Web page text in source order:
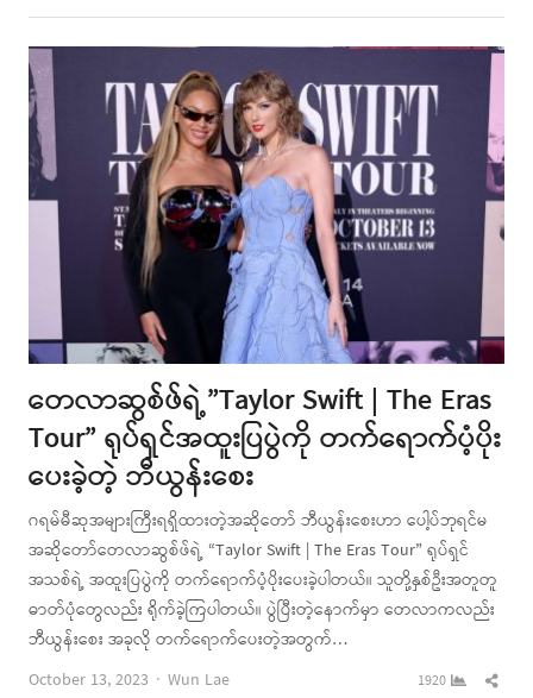
တေလာဆွစ်ဖ်ရဲ့”Taylor Swift | The Eras
Tour” ရုပ်ရှင်အထူးပြပွဲကို တက်ရောက်ပံ့ပိုး
ပေးခဲ့တဲ့ ဘီယွန်းစေး
ဂရမ်မီဆုအများကြီးရရှိထားတဲ့အဆိုတော် ဘီယွန်းစေးဟာ ပေါ့ပ်ဘုရင်မ
အဆိုတော်တေလာဆွစ်ဖ်ရဲ့ “Taylor Swift | The Eras Tour” ရုပ်ရှင်
အသစ်ရဲ့ အထူးပြပွဲကို တက်ရောက်ပံ့ပိုးပေးခဲ့ပါတယ်။ သူတို့နှစ်ဦးအတူတူ
ဓာတ်ပုံတွေလည်း ရိုက်ခဲ့ကြပါတယ်။ ပွဲပြီးတဲ့နောက်မှာ တေလာကလည်း
ဘီယွန်းစေး အခုလို တက်ရောက်ပေးတဲ့အတွက်…
October 13, 2023
Author
Wun Lae 1920